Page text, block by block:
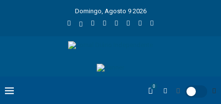
Domingo, Agosto 9 2026
0